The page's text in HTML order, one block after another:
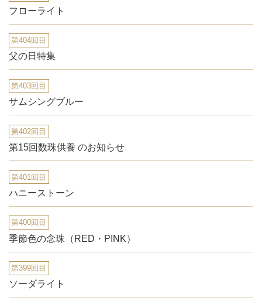
フローライト
第404回目
父の日特集
第403回目
サムシングブルー
第402回目
第15回数珠供養 のお知らせ
第401回目
ハニーストーン
第400回目
季節色の念珠（RED・PINK）
第399回目
ソーダライト